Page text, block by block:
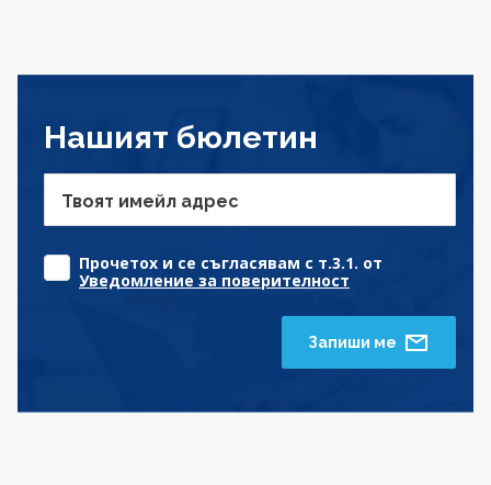
Нашият бюлетин
Твоят имейл адрес
Прочетох и се съгласявам с т.3.1. от
Уведомление за поверителност
Запиши ме